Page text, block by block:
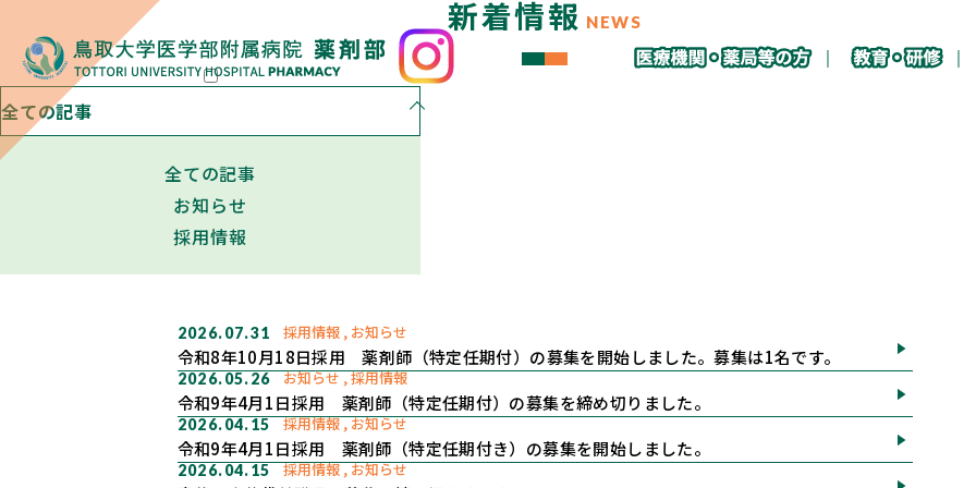
新着情報 NEWS
全ての記事
全ての記事
お知らせ
採用情報
2026.07.31 採用情報 お知らせ
令和8年10月18日採用 薬剤師（特定任期付）の募集を開始しました。募集は1名です。
2026.05.26 お知らせ 採用情報
令和9年4月1日採用 薬剤師（特定任期付）の募集を締め切りました。
2026.04.15 採用情報 お知らせ
令和9年4月1日採用 薬剤師（特定任期付き）の募集を開始しました。
2026.04.15 採用情報 お知らせ